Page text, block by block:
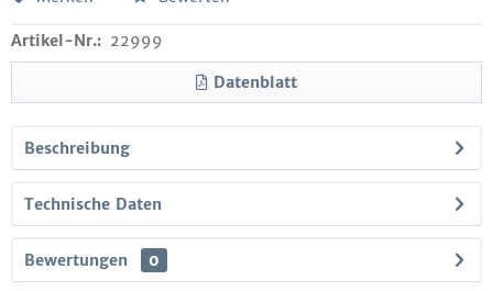
Artikel-Nr.: 22999
Datenblatt
Beschreibung
Technische Daten
Bewertungen 0